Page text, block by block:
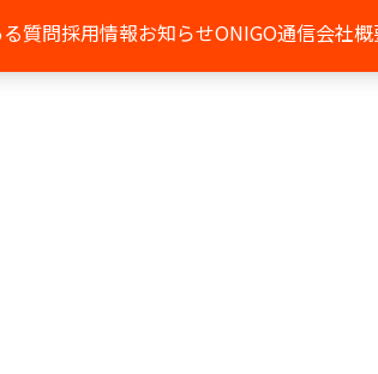
質問採用情報お知らせONIGO通信会社